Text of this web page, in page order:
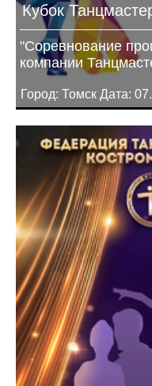
Кубок
"Соревнование
компании
Город: Томск Дата: